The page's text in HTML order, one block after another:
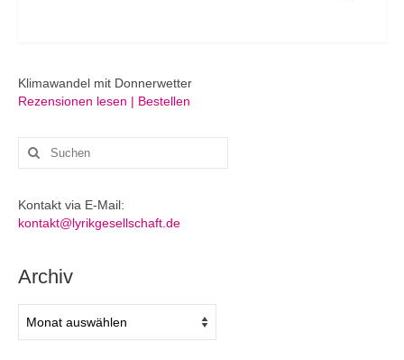
Klimawandel mit Donnerwetter
Rezensionen lesen | Bestellen
Suchen
nach:
Kontakt via E-Mail:
kontakt@lyrikgesellschaft.de
Archiv